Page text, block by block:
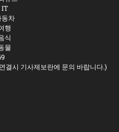
IT
동차
행
식
물
결시 기사제보란에 문의 바랍니다.)